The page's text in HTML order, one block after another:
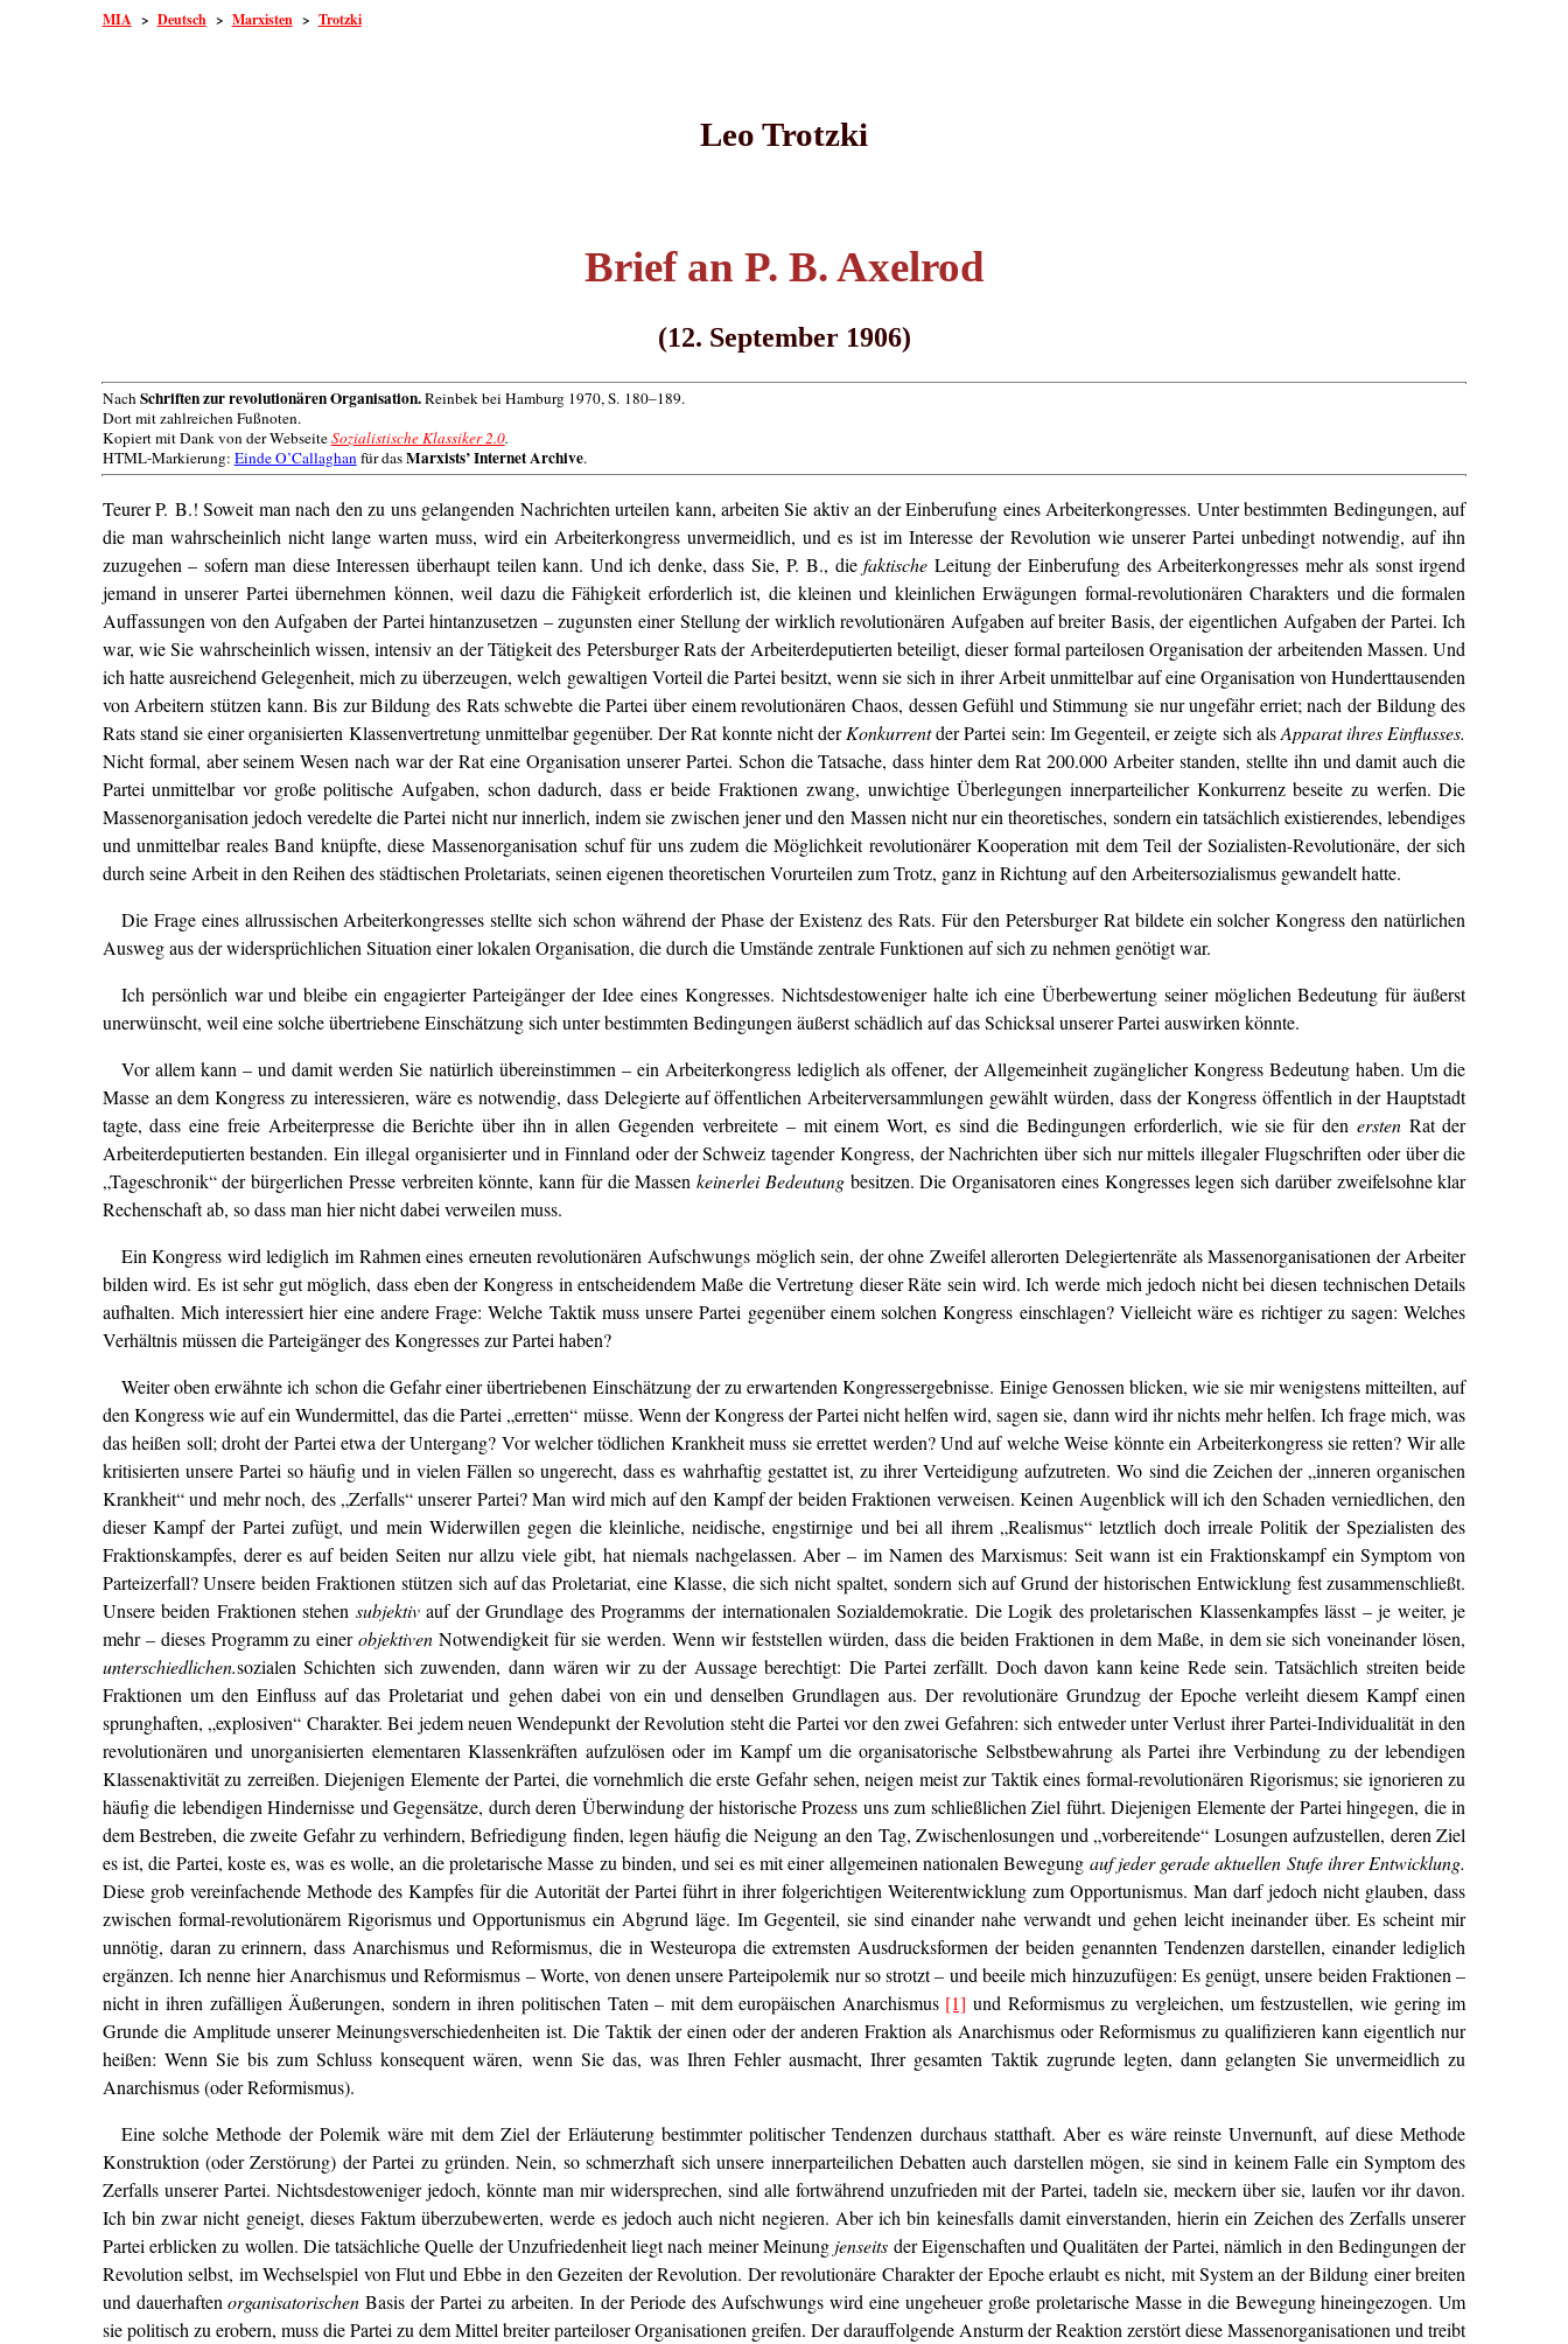
MIA > Deutsch> Marxisten> Trotzki
Leo Trotzki
Brief an P. B. Axelrod
(12. September 1906)
NachSchriften zur revolutionären Organisation.Reinbek bei Hamburg 1970, S. 180–189.
Dort mit zahlreichen Fußnoten.
Kopiert mit Dank von der WebseiteSozialistische Klassiker 2.0.
HTML-Markierung: Einde O’Callaghanfür dasMarxists’ Internet Archive.
Teurer P. B.! Soweit man nach den zu uns gelangenden Nachrichten urteilen kann, arbeiten Sie aktiv an der Einberufung eines Arbeiterkongresses. Unter bestimmten Bedingungen, auf
die man wahrscheinlich nicht lange warten muss, wird ein Arbeiterkongress unvermeidlich, und es ist im Interesse der Revolution wie unserer Partei unbedingt notwendig, auf ihn
zuzugehen – sofern man diese Interessen überhaupt teilen kann. Und ich denke, dass Sie, P. B., diefaktische Leitung der Einberufung des Arbeiterkongresses mehr als sonst irgend
jemand in unserer Partei übernehmen können, weil dazu die Fähigkeit erforderlich ist, die kleinen und kleinlichen Erwägungen formal-revolutionären Charakters und die formalen
Auffassungen von den Aufgaben der Partei hintanzusetzen – zugunsten einer Stellung der wirklich revolutionären Aufgaben auf breiter Basis, der eigentlichen Aufgaben der Partei. Ich
war, wie Sie wahrscheinlich wissen, intensiv an der Tätigkeit des Petersburger Rats der Arbeiterdeputierten beteiligt, dieser formal parteilosen Organisation der arbeitenden Massen. Und
ich hatte ausreichend Gelegenheit, mich zu überzeugen, welch gewaltigen Vorteil die Partei besitzt, wenn sie sich in ihrer Arbeit unmittelbar auf eine Organisation von Hunderttausenden
von Arbeitern stützen kann. Bis zur Bildung des Rats schwebte die Partei über einem revolutionären Chaos, dessen Gefühl und Stimmung sie nur ungefähr erriet; nach der Bildung des
Rats stand sie einer organisierten Klassenvertretung unmittelbar gegenüber. Der Rat konnte nicht derKonkurrentder Partei sein: Im Gegenteil, er zeigte sich alsApparat ihres Einflusses.
Nicht formal, aber seinem Wesen nach war der Rat eine Organisation unserer Partei. Schon die Tatsache, dass hinter dem Rat 200.000 Arbeiter standen, stellte ihn und damit auch die
Partei unmittelbar vor große politische Aufgaben, schon dadurch, dass er beide Fraktionen zwang, unwichtige Überlegungen innerparteilicher Konkurrenz beseite zu werfen. Die
Massenorganisation jedoch veredelte die Partei nicht nur innerlich, indem sie zwischen jener und den Massen nicht nur ein theoretisches, sondern ein tatsächlich existierendes, lebendiges
und unmittelbar reales Band knüpfte, diese Massenorganisation schuf für uns zudem die Möglichkeit revolutionärer Kooperation mit dem Teil der Sozialisten-Revolutionäre, der sich
durch seine Arbeit in den Reihen des städtischen Proletariats, seinen eigenen theoretischen Vorurteilen zum Trotz, ganz in Richtung auf den Arbeitersozialismus gewandelt hatte.
Die Frage eines allrussischen Arbeiterkongresses stellte sich schon während der Phase der Existenz des Rats. Für den Petersburger Rat bildete ein solcher Kongress den natürlichen
Ausweg aus der widersprüchlichen Situation einer lokalen Organisation, die durch die Umstände zentrale Funktionen auf sich zu nehmen genötigt war.
Ich persönlich war und bleibe ein engagierter Parteigänger der Idee eines Kongresses. Nichtsdestoweniger halte ich eine Überbewertung seiner möglichen Bedeutung für äußerst
unerwünscht, weil eine solche übertriebene Einschätzung sich unter bestimmten Bedingungen äußerst schädlich auf das Schicksal unserer Partei auswirken könnte.
Vor allem kann – und damit werden Sie natürlich übereinstimmen – ein Arbeiterkongress lediglich als offener, der Allgemeinheit zugänglicher Kongress Bedeutung haben. Um die
Masse an dem Kongress zu interessieren, wäre es notwendig, dass Delegierte auf öffentlichen Arbeiterversammlungen gewählt würden, dass der Kongress öffentlich in der Hauptstadt
tagte, dass eine freie Arbeiterpresse die Berichte über ihn in allen Gegenden verbreitete – mit einem Wort, es sind die Bedingungen erforderlich, wie sie für den erstenRat der
Arbeiterdeputierten bestanden. Ein illegal organisierter und in Finnland oder der Schweiz tagender Kongress, der Nachrichten über sich nur mittels illegaler Flugschriften oder über die
„Tageschronik“ der bürgerlichen Presse verbreiten könnte, kann für die Massenkeinerlei Bedeutungbesitzen. Die Organisatoren eines Kongresses legen sich darüber zweifelsohne klar
Rechenschaft ab, so dass man hier nicht dabei verweilen muss.
Ein Kongress wird lediglich im Rahmen eines erneuten revolutionären Aufschwungs möglich sein, der ohne Zweifel allerorten Delegiertenräte als Massenorganisationen der Arbeiter
bilden wird. Es ist sehr gut möglich, dass eben der Kongress in entscheidendem Maße die Vertretung dieser Räte sein wird. Ich werde mich jedoch nicht bei diesen technischen Details
aufhalten. Mich interessiert hier eine andere Frage: Welche Taktik muss unsere Partei gegenüber einem solchen Kongress einschlagen? Vielleicht wäre es richtiger zu sagen: Welches
Verhältnis müssen die Parteigänger des Kongresses zur Partei haben?
Weiter oben erwähnte ich schon die Gefahr einer übertriebenen Einschätzung der zu erwartenden Kongressergebnisse. Einige Genossen blicken, wie sie mir wenigstens mitteilten, auf
den Kongress wie auf ein Wundermittel, das die Partei „erretten“ müsse. Wenn der Kongress der Partei nicht helfen wird, sagen sie, dann wird ihr nichts mehr helfen. Ich frage mich, was
das heißen soll; droht der Partei etwa der Untergang? Vor welcher tödlichen Krankheit muss sie errettet werden? Und auf welche Weise könnte ein Arbeiterkongress sie retten? Wir alle
kritisierten unsere Partei so häufig und in vielen Fällen so ungerecht, dass es wahrhaftig gestattet ist, zu ihrer Verteidigung aufzutreten. Wo sind die Zeichen der „inneren organischen
Krankheit“ und mehr noch, des „Zerfalls“ unserer Partei? Man wird mich auf den Kampf der beiden Fraktionen verweisen. Keinen Augenblick will ich den Schaden verniedlichen, den
dieser Kampf der Partei zufügt, und mein Widerwillen gegen die kleinliche, neidische, engstirnige und bei all ihrem „Realismus“ letztlich doch irreale Politik der Spezialisten des
Fraktionskampfes, derer es auf beiden Seiten nur allzu viele gibt, hat niemals nachgelassen. Aber – im Namen des Marxismus: Seit wann ist ein Fraktionskampf ein Symptom von
Parteizerfall? Unsere beiden Fraktionen stützen sich auf das Proletariat, eine Klasse, die sich nicht spaltet, sondern sich auf Grund der historischen Entwicklung fest zusammenschließt.
Unsere beiden Fraktionen stehen subjektivauf der Grundlage des Programms der internationalen Sozialdemokratie. Die Logik des proletarischen Klassenkampfes lässt – je weiter, je
mehr – dieses Programm zu einerobjektiven Notwendigkeit für sie werden. Wenn wir feststellen würden, dass die beiden Fraktionen in dem Maße, in dem sie sich voneinander lösen,
unterschiedlichen.sozialen Schichten sich zuwenden, dann wären wir zu der Aussage berechtigt: Die Partei zerfällt. Doch davon kann keine Rede sein. Tatsächlich streiten beide
Fraktionen um den Einfluss auf das Proletariat und gehen dabei von ein und denselben Grundlagen aus. Der revolutionäre Grundzug der Epoche verleiht diesem Kampf einen
sprunghaften, „explosiven“ Charakter. Bei jedem neuen Wendepunkt der Revolution steht die Partei vor den zwei Gefahren: sich entweder unter Verlust ihrer Partei-Individualität in den
revolutionären und unorganisierten elementaren Klassenkräften aufzulösen oder im Kampf um die organisatorische Selbstbewahrung als Partei ihre Verbindung zu der lebendigen
Klassenaktivität zu zerreißen. Diejenigen Elemente der Partei, die vornehmlich die erste Gefahr sehen, neigen meist zur Taktik eines formal-revolutionären Rigorismus; sie ignorieren zu
häufig die lebendigen Hindernisse und Gegensätze, durch deren Überwindung der historische Prozess uns zum schließlichen Ziel führt. Diejenigen Elemente der Partei hingegen, die in
dem Bestreben, die zweite Gefahr zu verhindern, Befriedigung finden, legen häufig die Neigung an den Tag, Zwischenlosungen und „vorbereitende“ Losungen aufzustellen, deren Ziel
es ist, die Partei, koste es, was es wolle, an die proletarische Masse zu binden, und sei es mit einer allgemeinen nationalen Bewegung auf jeder gerade aktuellen Stufe ihrer Entwicklung.
Diese grob vereinfachende Methode des Kampfes für die Autorität der Partei führt in ihrer folgerichtigen Weiterentwicklung zum Opportunismus. Man darf jedoch nicht glauben, dass
zwischen formal-revolutionärem Rigorismus und Opportunismus ein Abgrund läge. Im Gegenteil, sie sind einander nahe verwandt und gehen leicht ineinander über. Es scheint mir
unnötig, daran zu erinnern, dass Anarchismus und Reformismus, die in Westeuropa die extremsten Ausdrucksformen der beiden genannten Tendenzen darstellen, einander lediglich
ergänzen. Ich nenne hier Anarchismus und Reformismus – Worte, von denen unsere Parteipolemik nur so strotzt – und beeile mich hinzuzufügen: Es genügt, unsere beiden Fraktionen –
nicht in ihren zufälligen Äußerungen, sondern in ihren politischen Taten – mit dem europäischen Anarchismus [1] und Reformismus zu vergleichen, um festzustellen, wie gering im
Grunde die Amplitude unserer Meinungsverschiedenheiten ist. Die Taktik der einen oder der anderen Fraktion als Anarchismus oder Reformismus zu qualifizieren kann eigentlich nur
heißen: Wenn Sie bis zum Schluss konsequent wären, wenn Sie das, was Ihren Fehler ausmacht, Ihrer gesamten Taktik zugrunde legten, dann gelangten Sie unvermeidlich zu
Anarchismus (oder Reformismus).
Eine solche Methode der Polemik wäre mit dem Ziel der Erläuterung bestimmter politischer Tendenzen durchaus statthaft. Aber es wäre reinste Unvernunft, auf diese Methode
Konstruktion (oder Zerstörung) der Partei zu gründen. Nein, so schmerzhaft sich unsere innerparteilichen Debatten auch darstellen mögen, sie sind in keinem Falle ein Symptom des
Zerfalls unserer Partei. Nichtsdestoweniger jedoch, könnte man mir widersprechen, sind alle fortwährend unzufrieden mit der Partei, tadeln sie, meckern über sie, laufen vor ihr davon.
Ich bin zwar nicht geneigt, dieses Faktum überzubewerten, werde es jedoch auch nicht negieren. Aber ich bin keinesfalls damit einverstanden, hierin ein Zeichen des Zerfalls unserer
Partei erblicken zu wollen. Die tatsächliche Quelle der Unzufriedenheit liegt nach meiner Meinung jenseits der Eigenschaften und Qualitäten der Partei, nämlich in den Bedingungen der
Revolution selbst, im Wechselspiel von Flut und Ebbe in den Gezeiten der Revolution. Der revolutionäre Charakter der Epoche erlaubt es nicht, mit System an der Bildung einer breiten
und dauerhaftenorganisatorischen Basis der Partei zu arbeiten. In der Periode des Aufschwungs wird eine ungeheuer große proletarische Masse in die Bewegung hineingezogen. Um
sie politisch zu erobern, muss die Partei zu dem Mittel breiter parteiloser Organisationen greifen. Der darauffolgende Ansturm der Reaktion zerstört diese Massenorganisationen und treibt